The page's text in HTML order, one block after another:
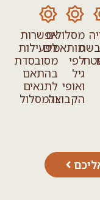
אפשרות
לפעילות
מסובסדת
בהתאם
לתנאים
ולמסלול